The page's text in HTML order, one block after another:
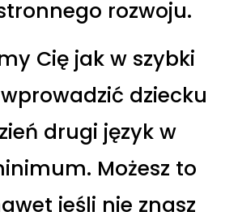
rozwoju.
Cię jak w szybki
dziecku
drugi język w
Możesz to
jeśli nie znasz